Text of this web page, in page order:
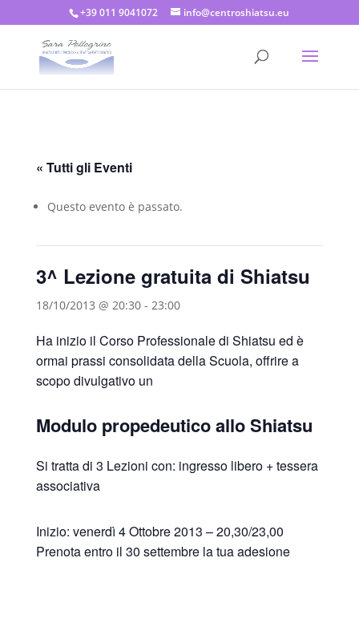
+39 011 9041072 info@centroshiatsu.eu
« Tutti gli Eventi
Questo evento è passato.
3^ Lezione gratuita di Shiatsu
18/10/2013 @ 20:30- 23:00
Ha inizio il Corso Professionale di Shiatsu ed è
ormai prassi consolidata della Scuola, offrire a
scopo divulgativo un
Modulo propedeutico allo Shiatsu
Si tratta di 3 Lezioni con: ingresso libero + tessera
associativa
Inizio: venerdì 4 Ottobre 2013 – 20,30/23,00
Prenota entro il 30 settembre la tua adesione